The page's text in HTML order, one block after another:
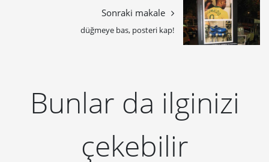
Sonraki makale
düğmeye bas, posteri kap!
Bunlar da ilginizi
çekebilir